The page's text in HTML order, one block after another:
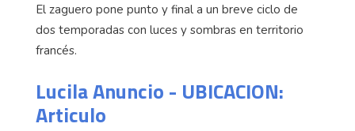
El zaguero pone punto y final a un breve ciclo de
dos temporadas con luces y sombras en territorio
francés.
Lucila Anuncio - UBICACION:
Articulo